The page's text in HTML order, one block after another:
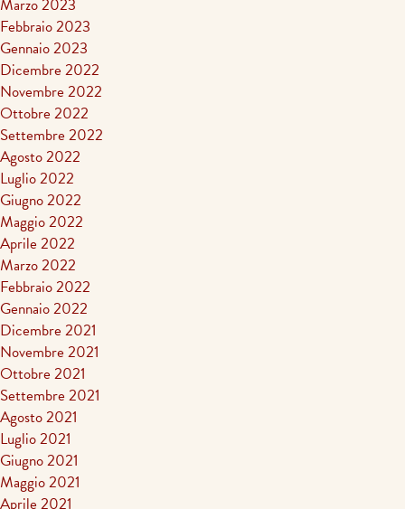
Marzo 2023
Febbraio 2023
Gennaio 2023
Dicembre 2022
Novembre 2022
Ottobre 2022
Settembre 2022
Agosto 2022
Luglio 2022
Giugno 2022
Maggio 2022
Aprile 2022
Marzo 2022
Febbraio 2022
Gennaio 2022
Dicembre 2021
Novembre 2021
Ottobre 2021
Settembre 2021
Agosto 2021
Luglio 2021
Giugno 2021
Maggio 2021
Aprile 2021